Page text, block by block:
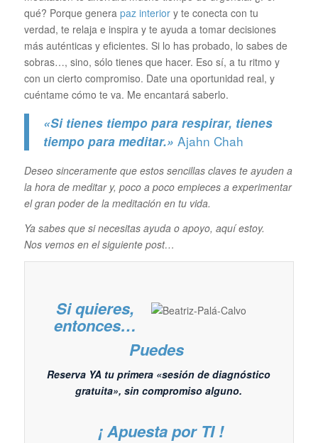
qué? Porque genera paz interiory te conecta con tu
verdad, te relaja e inspira y te ayuda a tomar decisiones
más auténticas y eficientes. Si lo has probado, lo sabes de
sobras…, sino, sólo tienes que hacer. Eso sí, a tu ritmo y
con un cierto compromiso. Date una oportunidad real, y
cuéntame cómo te va. Me encantará saberlo.
«Si tienes tiempo para respirar, tienes
tiempo para meditar.» Ajahn Chah
Deseo sinceramente que estos sencillas claves te ayuden a
la hora de meditar y, poco a poco empieces a experimentar
el gran poder de la meditación en tu vida.
Ya sabes que si necesitas ayuda o apoyo, aquí estoy.
Nos vemos en el siguiente post…
Si quieres,
entonces…
Puedes
Reserva YA tu primera «sesión de diagnóstico
gratuita», sin compromiso alguno.
¡ Apuesta por TI !